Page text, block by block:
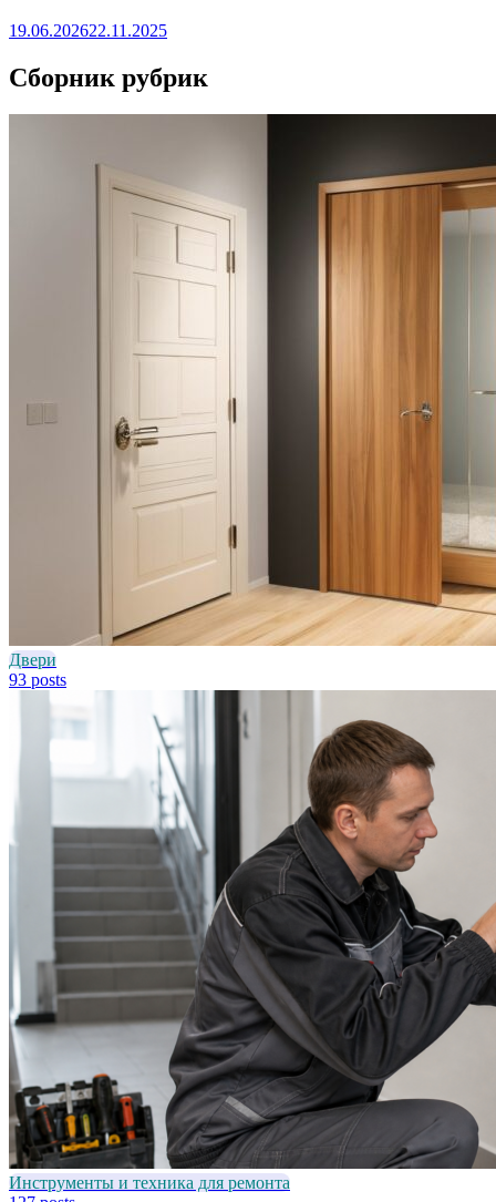
19.06.202622.11.2025
Сборник рубрик
Двери
93 posts
Инструменты и техника для ремонта